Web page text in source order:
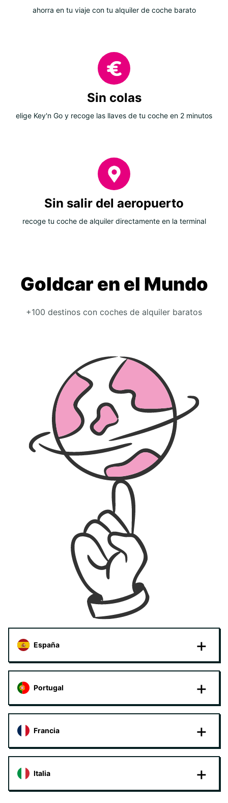
ahorra en tu viaje con tu alquiler de coche barato
Sin colas
elige Key'n Go y recoge las llaves de tu coche en 2 minutos
Sin salir del aeropuerto
recoge tu coche de alquiler directamente en la terminal
Goldcar en el Mundo
+100 destinos con coches de alquiler baratos
España
Portugal
Francia
Italia